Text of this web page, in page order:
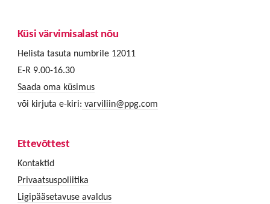
Küsi värvimisalast nõu
Helista tasuta numbrile 12011
E-R 9.00-16.30
Saada oma küsimus
või kirjuta e-kiri: varviliin@ppg.com
Ettevõttest
Kontaktid
Privaatsuspoliitika
Ligipääsetavuse avaldus